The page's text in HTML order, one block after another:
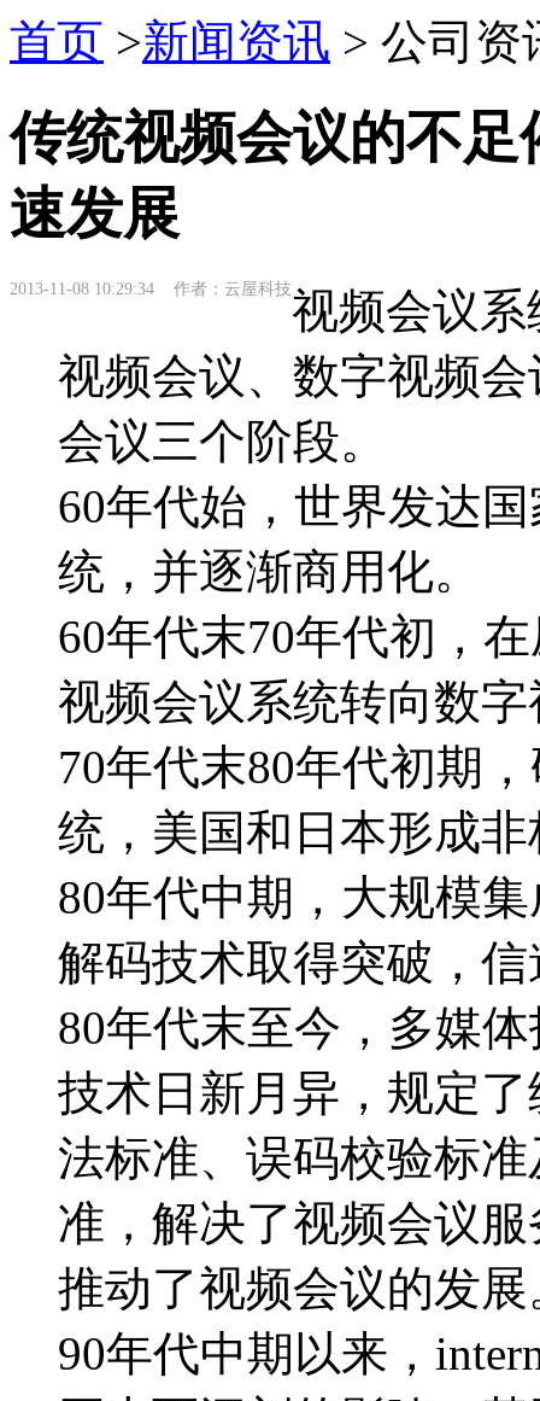
首页 >新闻资讯 > 公司资
传统视频会议的不
速发展
2013-11-08 10:29:34 作者：云屋科技视频会议
视频会议、数字视频
会议三个阶段。
60年代始，世界发达
统，并逐渐商用化。
60年代末70年代初，
视频会议系统转向数
70年代末80年代初期
统，美国和日本形成
80年代中期，大规模
解码技术取得突破，
80年代末至今，多媒
技术日新月异，规定
法标准、误码校验标
准，解决了视频会议
推动了视频会议的发展
90年代中期以来，